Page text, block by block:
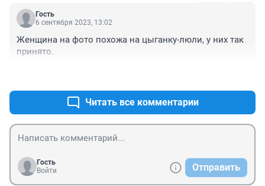
Гость
6 сентября 2023, 13:02
Женщина на фото похожа на цыганку-люли, у них так
принято.
Читать все комментарии
Гость
Войти
Отправить